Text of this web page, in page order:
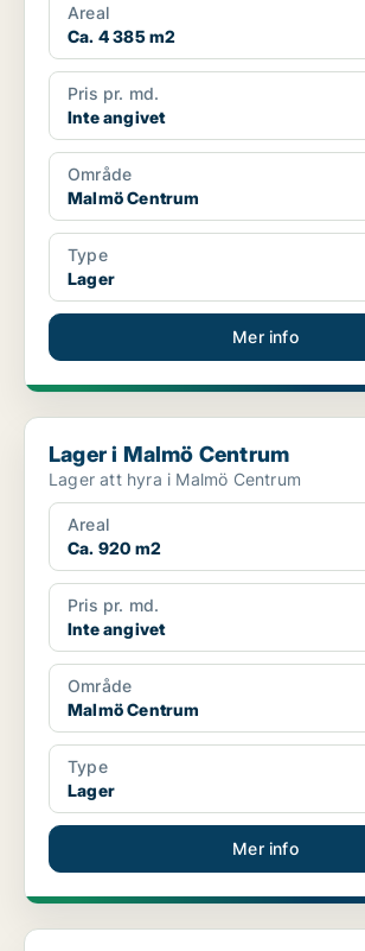
Areal
Ca. 4 385 m2
Pris pr. md.
Inte angivet
Område
Malmö Centrum
Type
Lager
Mer info
Lager i Malmö Centrum
Lager i Malmö Centrum
Lager att hyra i Malmö Centrum
Areal
Ca. 920 m2
Pris pr. md.
Inte angivet
Område
Malmö Centrum
Type
Lager
Mer info
Lager i Malmö Centrum